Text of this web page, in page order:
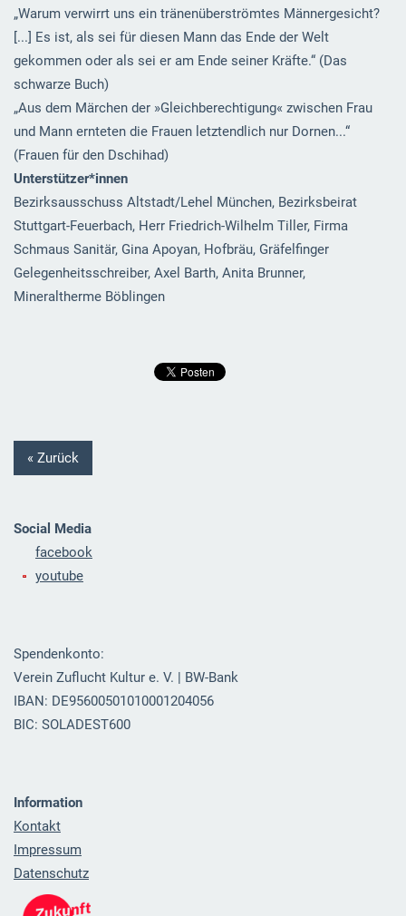
„Warum verwirrt uns ein tränenüberströmtes Männergesicht?
[...] Es ist, als sei für diesen Mann das Ende der Welt
gekommen oder als sei er am Ende seiner Kräfte.“ (Das
schwarze Buch)
„Aus dem Märchen der »Gleichberechtigung« zwischen Frau
und Mann ernteten die Frauen letztendlich nur Dornen...“
(Frauen für den Dschihad)
Unterstützer*innen
Bezirksausschuss Altstadt/Lehel München, Bezirksbeirat
Stuttgart-Feuerbach, Herr Friedrich-Wilhelm Tiller, Firma
Schmaus Sanitär, Gina Apoyan, Hofbräu, Gräfelfinger
Gelegenheitsschreiber, Axel Barth, Anita Brunner,
Mineraltherme Böblingen
« Zurück
Social Media
facebook
youtube
Spendenkonto:
Verein Zuflucht Kultur e. V. | BW-Bank
IBAN: DE95600501010001204056
BIC: SOLADEST600
Information
Kontakt
Impressum
Datenschutz